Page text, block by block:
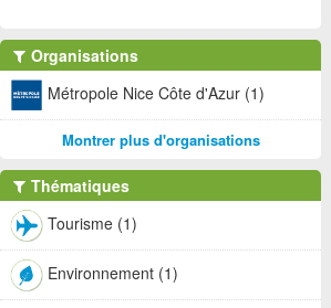
Organisations
Métropole Nice Côte d'Azur (1)
Montrer plus d'organisations
Thématiques
Tourisme (1)
Environnement (1)